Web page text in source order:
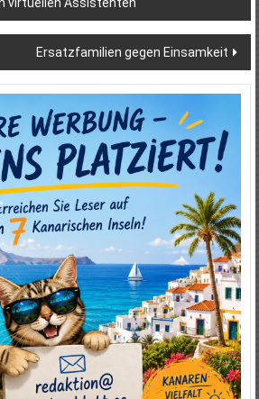
virtuellen Assistenten
Ersatzfamilien gegen Einsamkeit